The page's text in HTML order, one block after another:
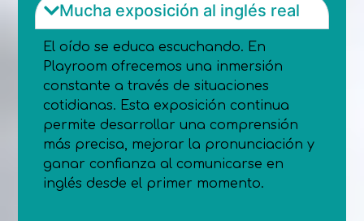
Mucha exposición al inglés real
El oído se educa escuchando. En
Playroom ofrecemos una inmersión
constante a través de situaciones
cotidianas. Esta exposición continua
permite desarrollar una comprensión
más precisa, mejorar la pronunciación y
ganar confianza al comunicarse en
inglés desde el primer momento.